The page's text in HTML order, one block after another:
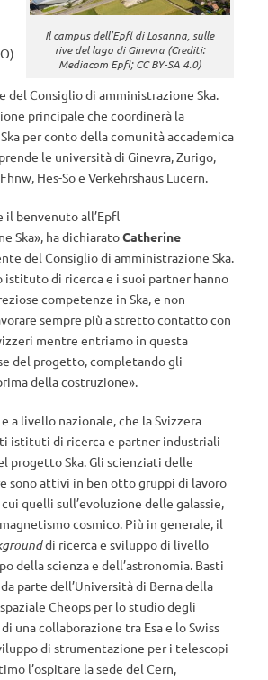
Il campus dell’Epfl di Losanna, sulle
rive del lago di Ginevra (Crediti:
Mediacom Epfl; CC BY-SA 4.0)
del Consiglio di amministrazione Ska.
principale che coordinerà la
per conto della comunità accademica
le università di Ginevra, Zurigo,
Hes-So e Verkehrshaus Lucern.
il benvenuto all’Epfl
Ska», ha dichiaratoCatherine
del Consiglio di amministrazione Ska.
istituto di ricerca e i suoi partner hanno
competenze in Ska, e non
sempre più a stretto contatto con
mentre entriamo in questa
del progetto, completando gli
della costruzione».
a livello nazionale, che la Svizzera
istituti di ricerca e partner industriali
progetto Ska. Gli scienziati delle
sono attivi in ben otto gruppi di lavoro
quelli sull’evoluzione delle galassie,
cosmico. Più in generale, il
di ricerca e sviluppo di livello
della scienza e dell’astronomia. Basti
parte dell’Università di Berna della
Cheops per lo studio degli
una collaborazione tra Esa e lo Swiss
di strumentazione per i telescopi
l’ospitare la sede del Cern,